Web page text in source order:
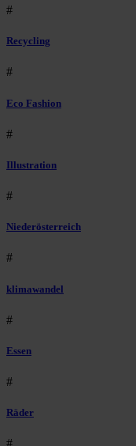
#
Recycling
#
Eco Fashion
#
Illustration
#
Niederösterreich
#
klimawandel
#
Essen
#
Räder